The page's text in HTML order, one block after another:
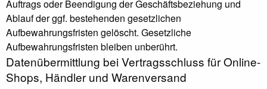
Auftrags oder Beendigung der Geschäftsbeziehung und
Ablauf der ggf. bestehenden gesetzlichen
Aufbewahrungsfristen gelöscht. Gesetzliche
Aufbewahrungsfristen bleiben unberührt.
Daten­übermittlung bei Vertragsschluss für Online-
Shops, Händler und Warenversand